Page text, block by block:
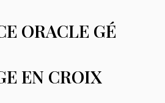
ORACLE GÉ
EN CROIX